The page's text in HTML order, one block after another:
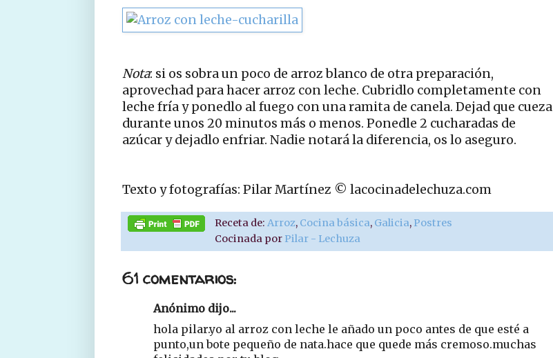
Nota: si os sobra un poco de arroz blanco de otra preparación,
aprovechad para hacer arroz con leche. Cubridlo completamente con
leche fría y ponedlo al fuego con una ramita de canela. Dejad que cueza
durante unos 20 minutos más o menos. Ponedle 2 cucharadas de
azúcar y dejadlo enfriar. Nadie notará la diferencia, os lo aseguro.
Texto y fotografías: Pilar Martínez © lacocinadelechuza.com
Receta de:Arroz, Cocina básica, Galicia, Postres
Cocinada por Pilar - Lechuza
61 comentarios:
Anónimo dijo...
hola pilar.yo al arroz con leche le añado un poco antes de que esté a
punto,un bote pequeño de nata.hace que quede más cremoso.muchas